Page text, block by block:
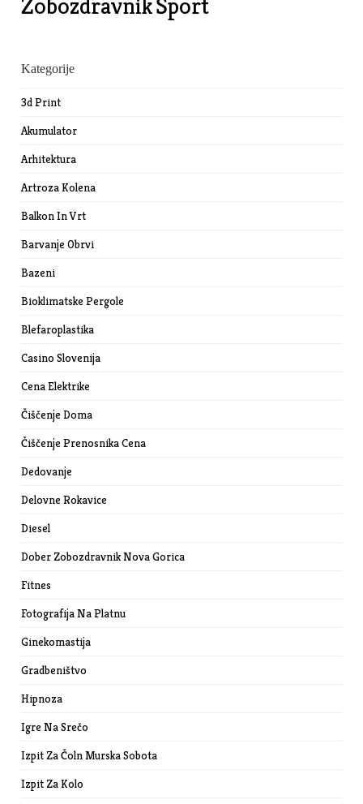
Kategorije
3d Print
Akumulator
Arhitektura
Artroza Kolena
Balkon In Vrt
Barvanje Obrvi
Bazeni
Bioklimatske Pergole
Blefaroplastika
Casino Slovenija
Cena Elektrike
Čiščenje Doma
Čiščenje Prenosnika Cena
Dedovanje
Delovne Rokavice
Diesel
Dober Zobozdravnik Nova Gorica
Fitnes
Fotografija Na Platnu
Ginekomastija
Gradbeništvo
Hipnoza
Igre Na Srečo
Izpit Za Čoln Murska Sobota
Izpit Za Kolo